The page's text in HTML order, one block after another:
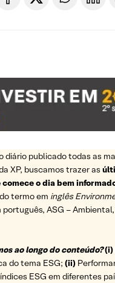
diário publicado todas as
XP, buscamos trazer as
o dia bem
termo em inglês
português, ASG –
ao longo do conteúdo?(i)
do tema ESG; (ii)
ESG em diferentes